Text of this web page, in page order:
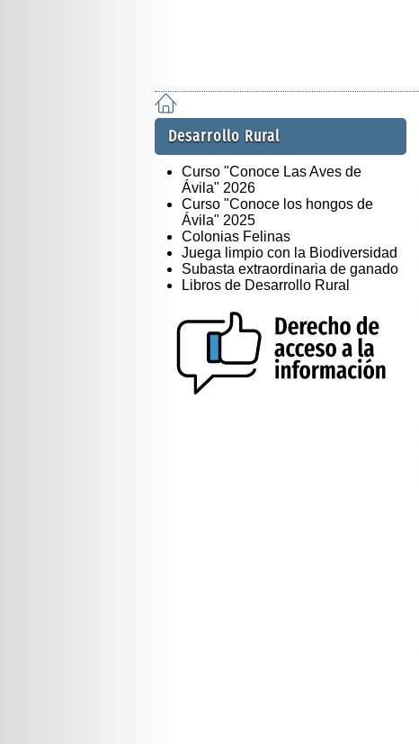
Desarrollo Rural
Curso "Conoce Las Aves de
Ávila" 2026
Curso "Conoce los hongos de
Ávila" 2025
Colonias Felinas
Juega limpio con la Biodiversidad
Subasta extraordinaria de ganado
Libros de Desarrollo Rural